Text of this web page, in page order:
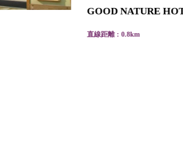
GOOD NATURE HOTEL KYOTO